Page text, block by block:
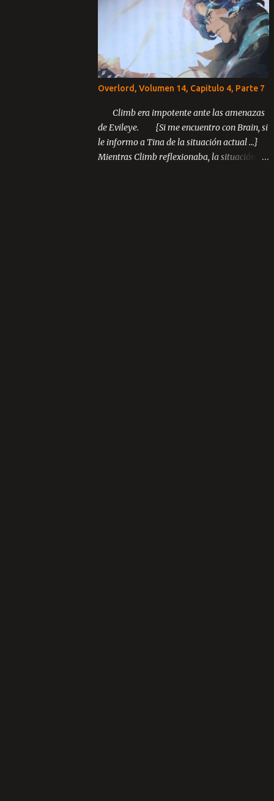
Capítulo 3: El último rey Parte 1 Parte 2
Parte 3 ...
Overlord, Volumen 14, Capitulo 4, Parte 7
Climb era impotente ante las amenazas
de Evileye. {Si me encuentro con Brain, si
le informo a Tina de la situación actual ...}
Mientras Climb reflexionaba, la situación